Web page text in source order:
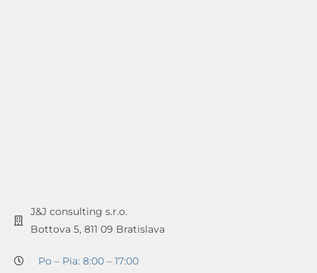
J&J consulting s.r.o.
Bottova 5, 811 09 Bratislava
Po – Pia: 8:00 – 17:00